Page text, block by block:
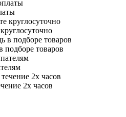
товаров
2х часов